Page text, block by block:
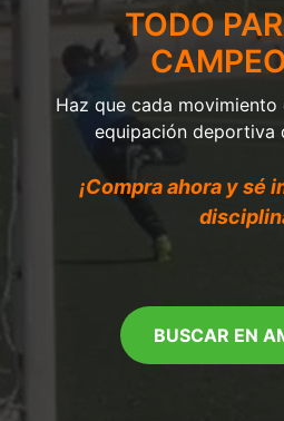
TODO
Haz que cada movimiento
equipación deportiva
¡Compra ahora y sé
BUSCAR EN